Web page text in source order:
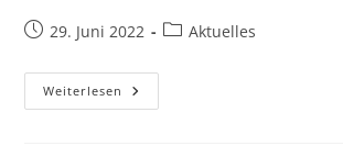
29. Juni 2022 Aktuelles
Weiterlesen